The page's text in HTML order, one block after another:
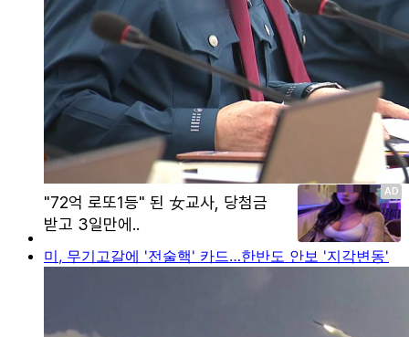
미, 무기고갈에 '전술핵' 카드…한반도 안보 '지각변동'